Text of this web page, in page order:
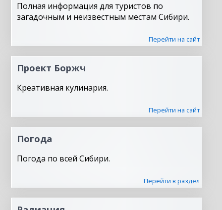
Полная информация для туристов по
загадочным и неизвестным местам Сибири.
Перейти на сайт
Проект Боржч
Креативная кулинария.
Перейти на сайт
Погода
Погода по всей Сибири.
Перейти в раздел